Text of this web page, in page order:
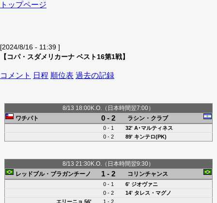
トップページ
[2024/8/16 - 11:39 ]
【コパ・スダメリカーナ ベスト16第1戦】
コメント 日程 順位表 過去の記録
8/13 18:00K.O.（日本時間翌7:00）
ワチパト
0 - 2 ラシン・クラブ
0 - 1 32' A･マルティネス
0 - 2
89' キンテロ(PK)
8/13 21:30K.O.（日本時間翌9:30）
レッドブル・ブラガンチーノ
1 - 2 コリンチャンス
0 - 1 6' ジオヴァニ
0 - 2
14' タレス・マグノ
エリーニョ 56' 1 - 2